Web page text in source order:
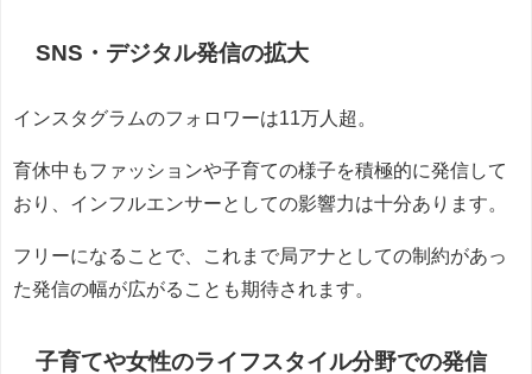
SNS・デジタル発信の拡大
インスタグラムのフォロワーは11万人超。
育休中もファッションや子育ての様子を積極的に発信して
おり、インフルエンサーとしての影響力は十分あります。
フリーになることで、これまで局アナとしての制約があっ
た発信の幅が広がることも期待されます。
子育てや女性のライフスタイル分野での発信